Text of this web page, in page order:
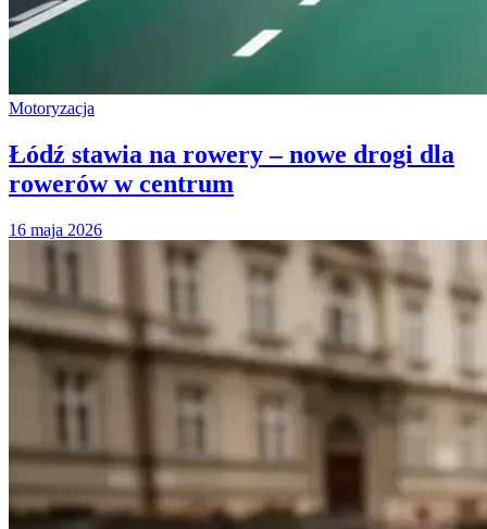
Motoryzacja
Łódź stawia na rowery – nowe drogi dla
rowerów w centrum
16 maja 2026